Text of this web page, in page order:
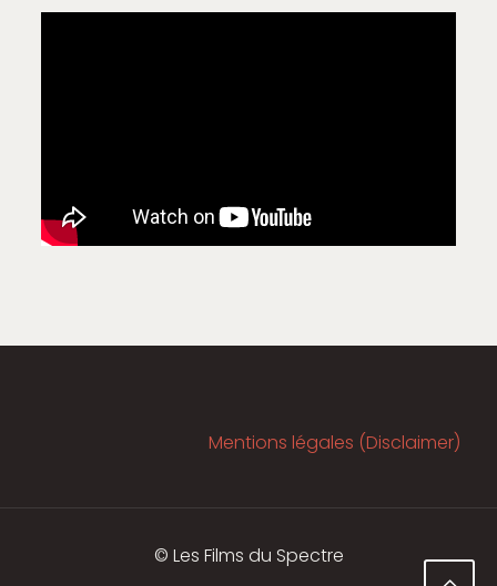
Mentions légales (Disclaimer)
© Les Films du Spectre